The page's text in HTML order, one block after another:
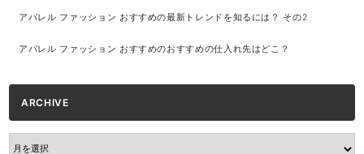
アパレル ファッション おすすめの最新トレンドを知るには？ その2
アパレル ファッション おすすめのおすすめの仕入れ先はどこ？
ARCHIVE
ARCHIVE